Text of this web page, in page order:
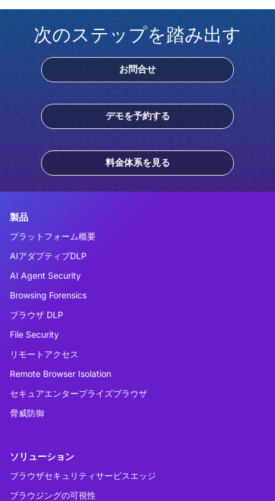
次のステップを踏み出す
お問合せ
デモを予約する
料金体系を見る
製品
プラットフォーム概要
AIアダプティブDLP
AI Agent Security
Browsing Forensics
ブラウザ DLP
File Security
リモートアクセス
Remote Browser Isolation
セキュアエンタープライズブラウザ
脅威防御
ソリューション
ブラウザセキュリティサービスエッジ
ブラウジングの可視性